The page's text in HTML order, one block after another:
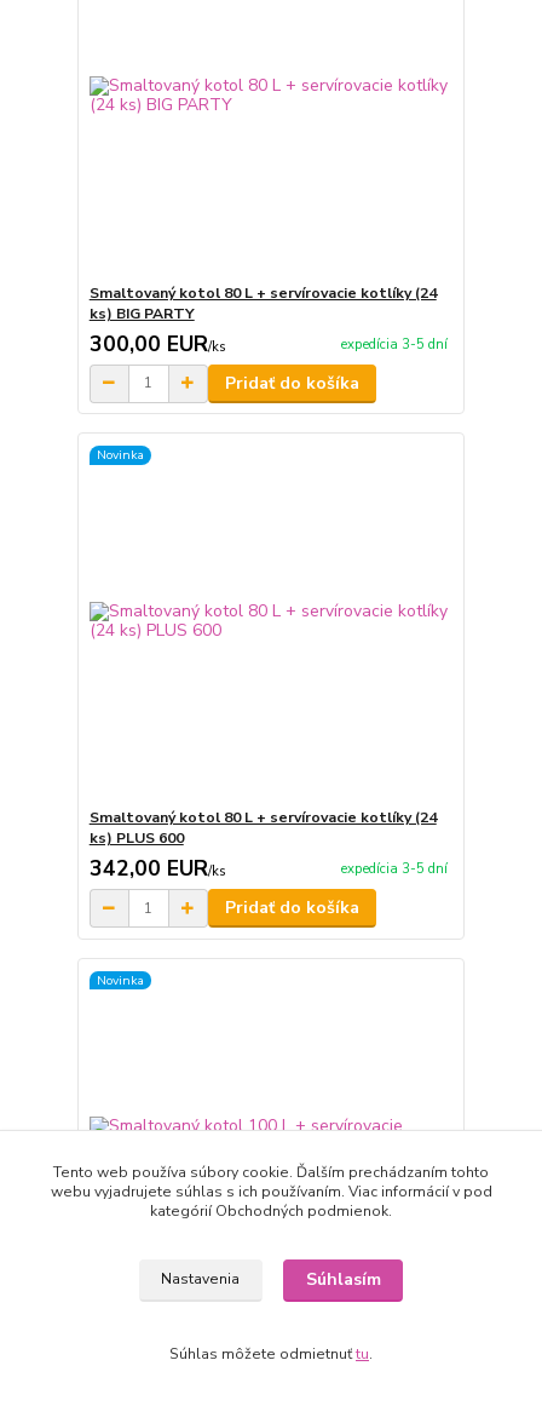
Smaltovaný kotol 80 L + servírovacie kotlíky (24
ks) BIG PARTY
300,00 EUR/ks expedícia 3-5 dní
Pridať do košíka
Novinka
Smaltovaný kotol 80 L + servírovacie kotlíky (24
ks) PLUS 600
342,00 EUR/ks expedícia 3-5 dní
Pridať do košíka
Novinka
Smaltovaný kotol 100 L + servírovacie kotlíky (24
ks) + vareška a naberačka BIG PARTY
Tento web používa súbory cookie. Ďalším prechádzaním tohto
webu vyjadrujete súhlas s ich používaním. Viac informácií v pod
kategórií Obchodných podmienok.
Nastavenia Súhlasím
Súhlas môžete odmietnuťtu.